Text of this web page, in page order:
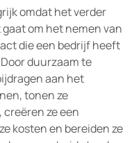
omdat het verder
om het nemen van
die een bedrijf heeft
duurzaam te
aan het
tonen ze
ze een
kosten en bereiden ze